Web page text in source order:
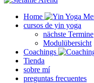
Home
cursos de yin yoga
nächste Termine
Modulübersicht
Coachings
Tienda
sobre mí
preguntas frecuentes